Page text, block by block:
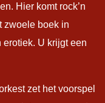
Hier komt rock’n
zwoele boek in
U krijgt een
zet het voorspel